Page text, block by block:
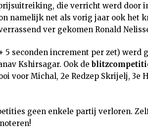
die verricht werd door
namelijk net als vorig jaar ook het
ver gekomen Ronald
5 seconden increment per zet) werd
Kshirsagar. Ook de
voor Michal, 2e Redzep Skrijelj, 3e
geen enkele partij verloren.